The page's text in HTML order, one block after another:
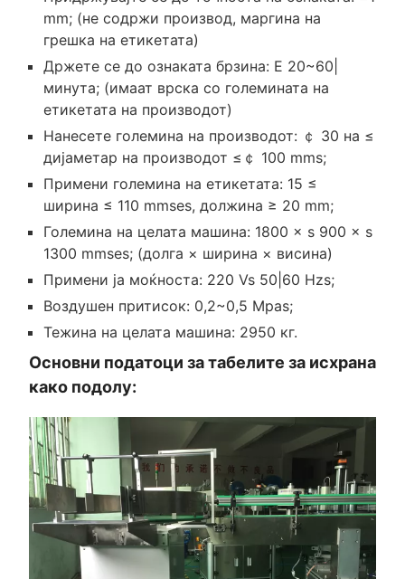
mm; (не содржи производ, маргина на
грешка на етикетата)
Држете се до ознаката брзина: Е 20~60|
минута; (имаат врска со големината на
етикетата на производот)
Нанесете големина на производот: ￠ 30 на ≤
дијаметар на производот ≤￠ 100 mms;
Примени големина на етикетата: 15 ≤
ширина ≤ 110 mmses, должина ≥ 20 mm;
Големина на целата машина: 1800 × s 900 × s
1300 mmses; (долга × ширина × висина)
Примени ја моќноста: 220 Vs 50|60 Hzs;
Воздушен притисок: 0,2~0,5 Mpas;
Тежина на целата машина: 2950 кг.
Основни податоци за табелите за исхрана
како подолу: